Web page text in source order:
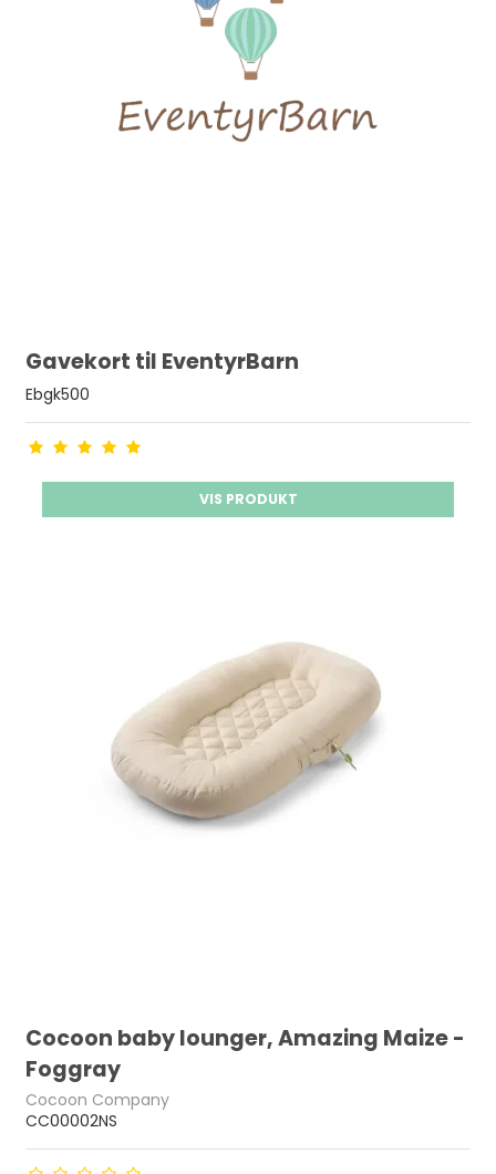
Gavekort til EventyrBarn
Ebgk500
VIS PRODUKT
Cocoon baby lounger, Amazing Maize -
Foggray
Cocoon Company
CC00002NS